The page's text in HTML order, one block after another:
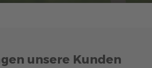
unsere Kunden